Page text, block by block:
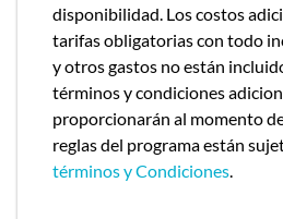
disponibilidad. Los costos
tarifas obligatorias con todo
y otros gastos no están
términos y condiciones
proporcionarán al momento
reglas del programa están
términos y Condiciones.